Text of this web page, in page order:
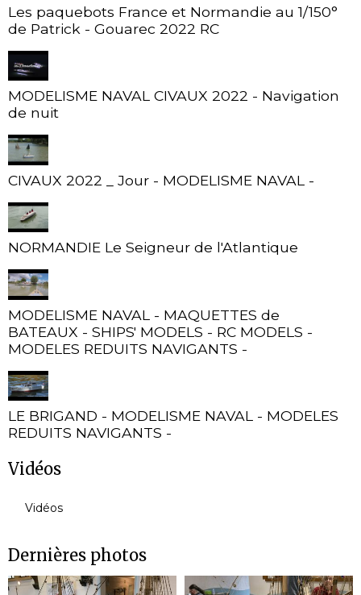
Les paquebots France et Normandie au 1/150°
de Patrick - Gouarec 2022 RC
MODELISME NAVAL CIVAUX 2022 - Navigation
de nuit
CIVAUX 2022 _ Jour - MODELISME NAVAL -
NORMANDIE Le Seigneur de l'Atlantique
MODELISME NAVAL - MAQUETTES de
BATEAUX - SHIPS' MODELS - RC MODELS -
MODELES REDUITS NAVIGANTS -
LE BRIGAND - MODELISME NAVAL - MODELES
REDUITS NAVIGANTS -
Vidéos
Vidéos
Dernières photos